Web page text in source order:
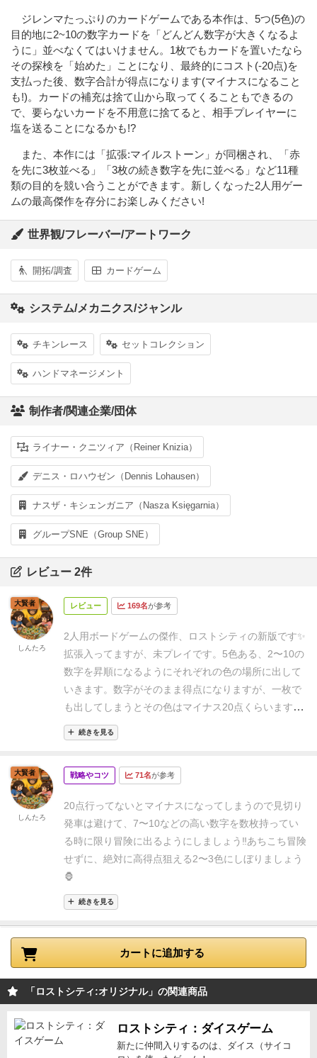
ジレンマたっぷりのカードゲームである本作は、5つ(5色)の
目的地に2~10の数字カードを「どんどん数字が大きくなるよ
うに」並べなくてはいけません。1枚でもカードを置いたなら
その探検を「始めた」ことになり、最終的にコスト(-20点)を
支払った後、数字合計が得点になります(マイナスになること
も!)。カードの補充は捨て山から取ってくることもできるの
で、要らないカードを不用意に捨てると、相手プレイヤーに
塩を送ることになるかも!?
また、本作には「拡張:マイルストーン」が同梱され、「赤
を先に3枚並べる」「3枚の続き数字を先に並べる」など11種
類の目的を競い合うことができます。新しくなった2人用ゲー
ムの最高傑作を存分にお楽しみください!
世界観/フレーバー/アートワーク
開拓/調査 カードゲーム
システム/メカニクス/ジャンル
チキンレース セットコレクション
ハンドマネージメント
制作者/関連企業/団体
ライナー・クニツィア（Reiner Knizia）
デニス・ロハウゼン（Dennis Lohausen）
ナスザ・キシェンガニア（Nasza Księgarnia）
グループSNE（Group SNE）
レビュー 2件
レビュー 169名が参考
2人用ボードゲームの傑作、ロストシティの新版です✨
拡張入ってますが、未プレイです。 5色ある、2〜10の
数字を昇順になるようにそれぞれの色の場所に出して
いきます。 数字がそのまま得点になりますが、一枚で
も出してしまうとその色はマイナス20点くらいます。
なので足していって21点以上ならば得点です‼️
も手を出すのではなく、2〜3色に絞って沢山カード出
かなり好きめす🦍子供とよく遊んでます😁
続きを見る
大賢者
しんたろ
戦略やコツ 71名が参考
20点行ってないとマイナスになってしまうので見切り
発車は避けて、7〜10などの高い数字を数枚持ってい
る時に限り冒険に出るようにしましょう‼️あちこち冒険
せずに、絶対に高得点狙える2〜3色にしぼりましょう
🦍
続きを見る
大賢者
しんたろ
カートに追加する
「ロストシティ:オリジナル」の関連商品
ロストシティ：ダイスゲーム
新たに仲間入りするのは、ダイス（サイコ